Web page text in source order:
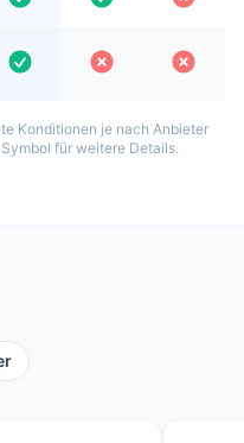
Konditionen je nach Anbieter
für weitere Details.